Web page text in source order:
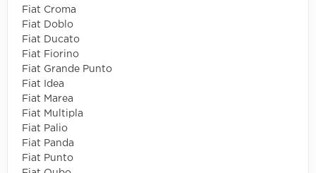
Fiat Croma
Fiat Doblo
Fiat Ducato
Fiat Fiorino
Fiat Grande Punto
Fiat Idea
Fiat Marea
Fiat Multipla
Fiat Palio
Fiat Panda
Fiat Punto